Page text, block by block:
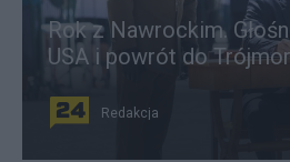
Rok z Nawrockim.
USA i powrót do
Redakcja